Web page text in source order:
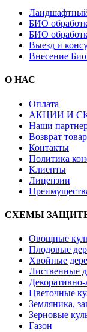
БИО
БИО
Выезд и
Внесение
О НАС
Оплата
АКЦИИ И
Наши
Возврат
Контакты
Политика
Клиенты
Лицензии
СХЕМЫ
Овощные
Плодовые
Хвойные
Лиственные
Цветочные
Земляника,
Зерновые
Газон